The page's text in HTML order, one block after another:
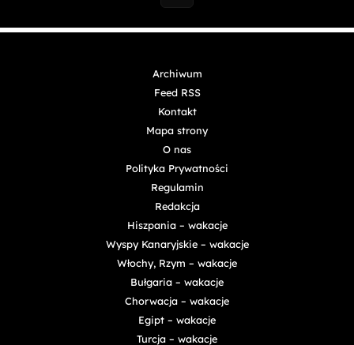
Archiwum
Feed RSS
Kontakt
Mapa strony
O nas
Polityka Prywatności
Regulamin
Redakcja
Hiszpania – wakacje
Wyspy Kanaryjskie – wakacje
Włochy, Rzym – wakacje
Bułgaria – wakacje
Chorwacja – wakacje
Egipt – wakacje
Turcja – wakacje